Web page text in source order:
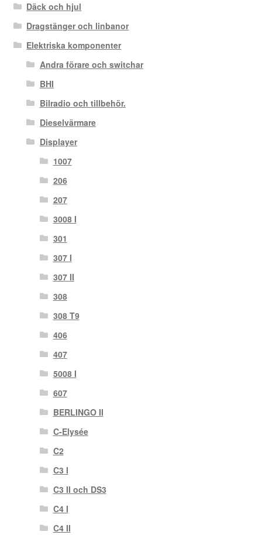
Däck och hjul
Dragstänger och linbanor
Elektriska komponenter
Andra förare och switchar
BHI
Bilradio och tillbehör.
Dieselvärmare
Displayer
1007
206
207
3008 I
301
307 I
307 II
308
308 T9
406
407
5008 I
607
BERLINGO II
C-Elysée
C2
C3 I
C3 II och DS3
C4 I
C4 II